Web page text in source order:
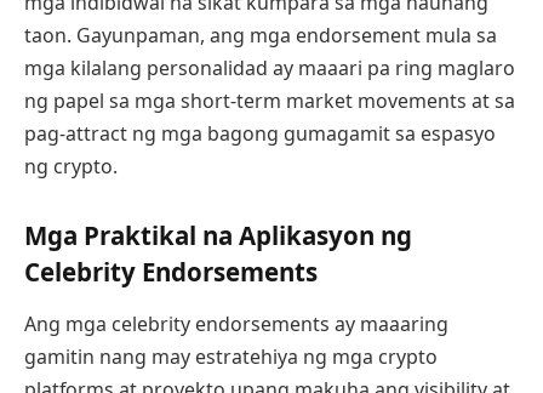
taon. Gayunpaman, ang mga endorsement mula sa
mga kilalang personalidad ay maaari pa ring maglaro
ng papel sa mga short-term market movements at sa
pag-attract ng mga bagong gumagamit sa espasyo
ng crypto.
Mga Praktikal na Aplikasyon ng
Celebrity Endorsements
Ang mga celebrity endorsements ay maaaring
gamitin nang may estratehiya ng mga crypto